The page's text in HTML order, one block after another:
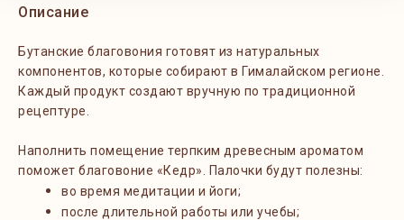
Описание
Бутанские благовония готовят из натуральных
компонентов, которые собирают в Гималайском регионе.
Каждый продукт создают вручную по традиционной
рецептуре.
Наполнить помещение терпким древесным ароматом
поможет благовоние «Кедр». Палочки будут полезны:
во время медитации и йоги;
после длительной работы или учебы;